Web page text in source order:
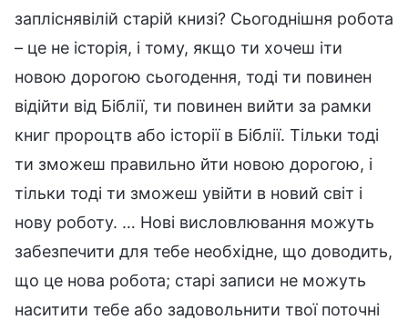
запліснявілій старій книзі? Сьогоднішня робота
– це не історія, і тому, якщо ти хочеш іти
новою дорогою сьогодення, тоді ти повинен
відійти від Біблії, ти повинен вийти за рамки
книг пророцтв або історії в Біблії. Тільки тоді
ти зможеш правильно йти новою дорогою, і
тільки тоді ти зможеш увійти в новий світ і
нову роботу. … Нові висловлювання можуть
забезпечити для тебе необхідне, що доводить,
що це нова робота; старі записи не можуть
наситити тебе або задовольнити твої поточні